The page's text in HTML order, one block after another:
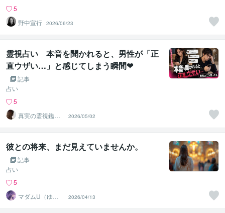
5
野中宣行 2026/06/23
霊視占い 本音を聞かれると、男性が「正
直ウザい…」と感じてしまう瞬間❤
記事
占い
5
真実の霊視鑑定
✨アダ369✨
2026/05/02
彼との将来、まだ見えていませんか。
記事
占い
5
マダムU（ゆ
ー）恋愛の迷い
即断します
2026/04/13